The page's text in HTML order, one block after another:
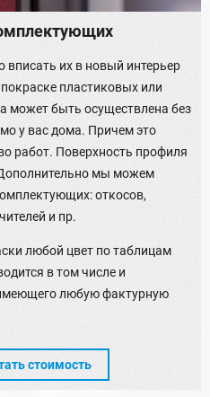
их в новый интерьер
пластиковых или
может быть осуществлена без
у вас дома. Причем это
работ. Поверхность профиля
мы можем
откосов,
и пр.
любой цвет по таблицам
в том числе и
любую фактурную
стоимость